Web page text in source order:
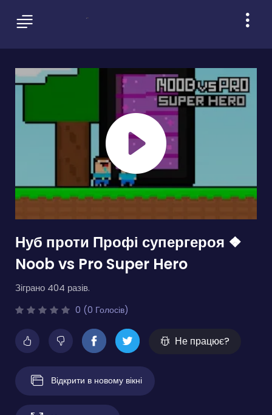
Нуб проти Профі супергероя ❖
Noob vs Pro Super Hero
Зіграно 404 разів.
0 (0 Голосів)
Не працює?
Відкрити в новому вікні